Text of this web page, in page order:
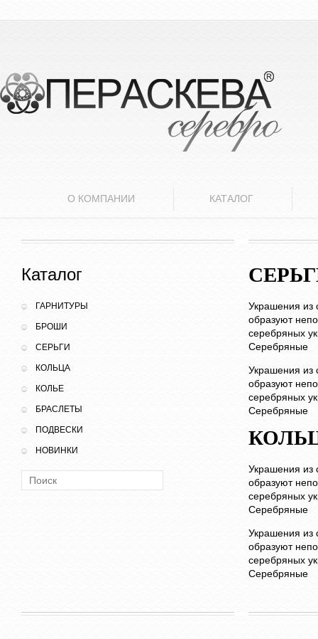
О КОМПАНИИ КАТАЛОГ
Каталог
ГАРНИТУРЫ
БРОШИ
СЕРЬГИ
КОЛЬЦА
КОЛЬЕ
БРАСЛЕТЫ
ПОДВЕСКИ
НОВИНКИ
Поиск:
Украшения из
образуют
серебряных
Серебряные
Украшения из
образуют
серебряных
Серебряные
Украшения из
образуют
серебряных
Серебряные
Украшения из
образуют
серебряных
Серебряные